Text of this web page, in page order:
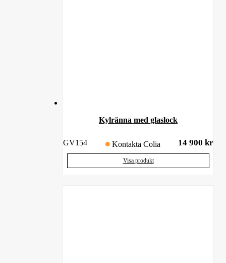
Kylränna med glaslock
GV154 Kontakta Colia 14 900 kr
Visa produkt